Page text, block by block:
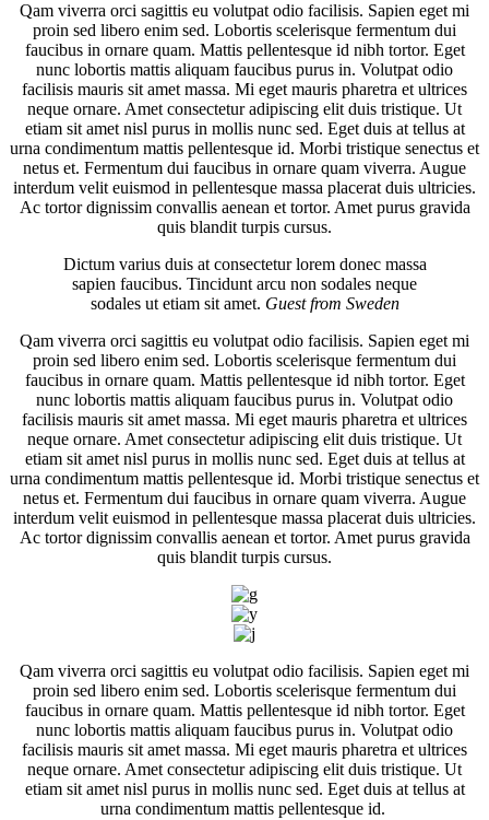
Qam viverra orci sagittis eu volutpat odio facilisis. Sapien eget mi
proin sed libero enim sed. Lobortis scelerisque fermentum dui
faucibus in ornare quam. Mattis pellentesque id nibh tortor. Eget
nunc lobortis mattis aliquam faucibus purus in. Volutpat odio
facilisis mauris sit amet massa. Mi eget mauris pharetra et ultrices
neque ornare. Amet consectetur adipiscing elit duis tristique. Ut
etiam sit amet nisl purus in mollis nunc sed. Eget duis at tellus at
urna condimentum mattis pellentesque id. Morbi tristique senectus et
netus et. Fermentum dui faucibus in ornare quam viverra. Augue
interdum velit euismod in pellentesque massa placerat duis ultricies.
Ac tortor dignissim convallis aenean et tortor. Amet purus gravida
quis blandit turpis cursus.
Dictum varius duis at consectetur lorem donec massa
sapien faucibus. Tincidunt arcu non sodales neque
sodales ut etiam sit amet. Guest from Sweden
Qam viverra orci sagittis eu volutpat odio facilisis. Sapien eget mi
proin sed libero enim sed. Lobortis scelerisque fermentum dui
faucibus in ornare quam. Mattis pellentesque id nibh tortor. Eget
nunc lobortis mattis aliquam faucibus purus in. Volutpat odio
facilisis mauris sit amet massa. Mi eget mauris pharetra et ultrices
neque ornare. Amet consectetur adipiscing elit duis tristique. Ut
etiam sit amet nisl purus in mollis nunc sed. Eget duis at tellus at
urna condimentum mattis pellentesque id. Morbi tristique senectus et
netus et. Fermentum dui faucibus in ornare quam viverra. Augue
interdum velit euismod in pellentesque massa placerat duis ultricies.
Ac tortor dignissim convallis aenean et tortor. Amet purus gravida
quis blandit turpis cursus.
Qam viverra orci sagittis eu volutpat odio facilisis. Sapien eget mi
proin sed libero enim sed. Lobortis scelerisque fermentum dui
faucibus in ornare quam. Mattis pellentesque id nibh tortor. Eget
nunc lobortis mattis aliquam faucibus purus in. Volutpat odio
facilisis mauris sit amet massa. Mi eget mauris pharetra et ultrices
neque ornare. Amet consectetur adipiscing elit duis tristique. Ut
etiam sit amet nisl purus in mollis nunc sed. Eget duis at tellus at
urna condimentum mattis pellentesque id.